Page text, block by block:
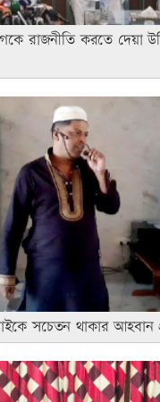
রাজনীতি করতে দেয়া
সচেতন থাকার আহবান